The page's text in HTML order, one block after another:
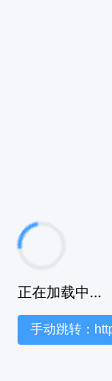
正在加载中...
手动跳转：